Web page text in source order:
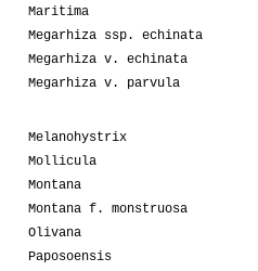
Maritima
Megarhiza ssp. echinata
Megarhiza v. echinata
Megarhiza v. parvula
Melanohystrix
Mollicula
Montana
Montana f. monstruosa
Olivana
Paposoensis